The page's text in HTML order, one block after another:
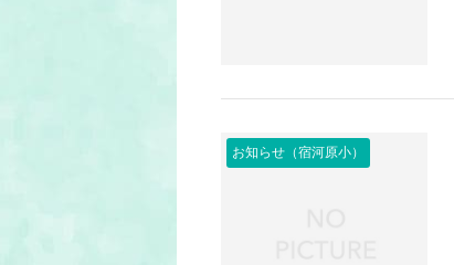
お知らせ（宿河原小）